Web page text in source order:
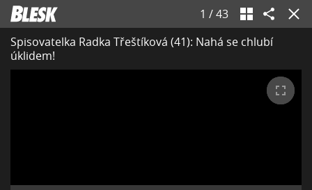
1 /43
Spisovatelka Radka Třeštíková (41): Nahá se chlubí
úklidem!